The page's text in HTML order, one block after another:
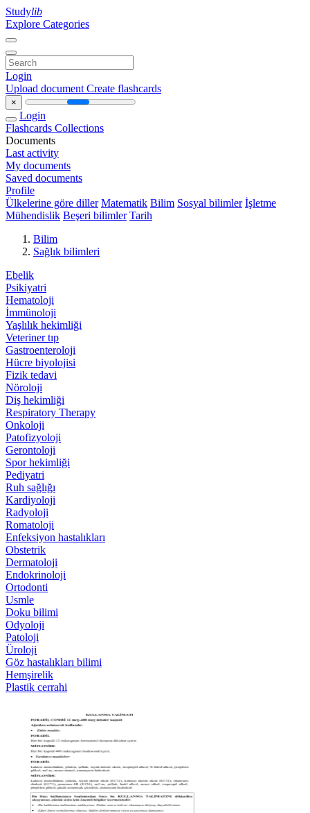
Studylib
Explore Categories
Login
Upload document Create flashcards
×
Login
Flashcards Collections
Documents
Last activity
My documents
Saved documents
Profile
Ülkelerine göre diller Matematik Bilim Sosyal bilimler İşletme
Mühendislik Beşeri bilimler Tarih
Bilim
Sağlık bilimleri
Ebelik
Psikiyatri
Hematoloji
İmmünoloji
Yaşlılık hekimliği
Veteriner tıp
Gastroenteroloji
Hücre biyolojisi
Fizik tedavi
Nöroloji
Diş hekimliği
Respiratory Therapy
Onkoloji
Patofizyoloji
Gerontoloji
Spor hekimliği
Pediyatri
Ruh sağlığı
Kardiyoloji
Radyoloji
Romatoloji
Enfeksiyon hastalıkları
Obstetrik
Dermatoloji
Endokrinoloji
Ortodonti
Usmle
Doku bilimi
Odyoloji
Patoloji
Üroloji
Göz hastalıkları bilimi
Hemşirelik
Plastik cerrahi